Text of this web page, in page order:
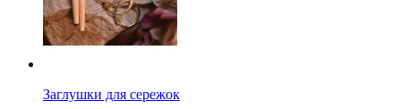
Заглушки для сережок